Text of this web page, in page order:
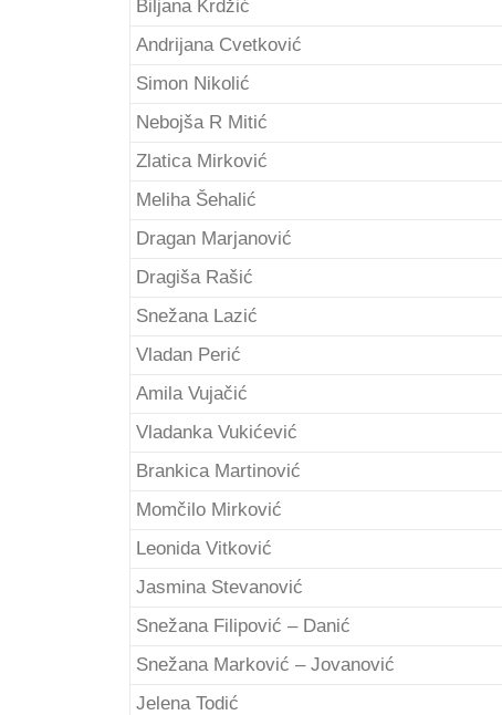
Biljana Krdžić
Andrijana Cvetković
Simon Nikolić
Nebojša R Mitić
Zlatica Mirković
Meliha Šehalić
Dragan Marjanović
Dragiša Rašić
Snežana Lazić
Vladan Perić
Amila Vujačić
Vladanka Vukićević
Brankica Martinović
Momčilo Mirković
Leonida Vitković
Jasmina Stevanović
Snežana Filipović – Danić
Snežana Marković – Jovanović
Jelena Todić